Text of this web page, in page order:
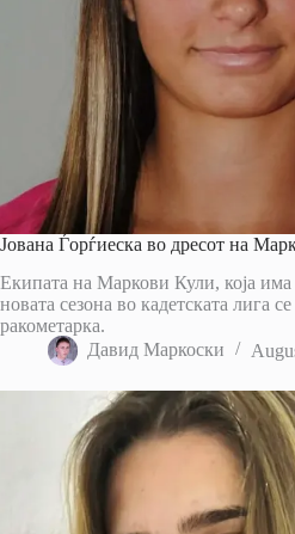
Јована Ѓорѓиеска во дресот на
Екипата на Маркови Кули, која
новата сезона во кадетската лига
ракометарка.
Давид Маркоски